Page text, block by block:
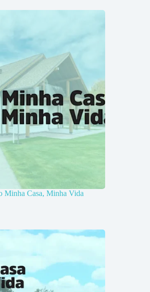
Minha Casa, Minha Vida